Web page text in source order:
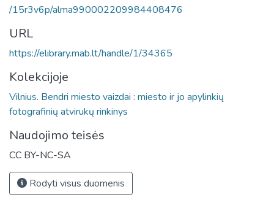
/15r3v6p/alma990002209984408476
URL
https://elibrary.mab.lt/handle/1/34365
Kolekcijoje
Vilnius. Bendri miesto vaizdai : miesto ir jo apylinkių
fotografinių atvirukų rinkinys
Naudojimo teisės
CC BY-NC-SA
Rodyti visus duomenis